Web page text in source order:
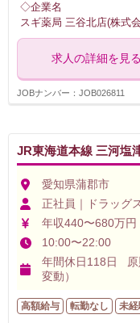
◇企業名
スギ薬局 三谷北店(株式
求人の詳細を見る
JOBナンバー：JOB026811
JR東海道本線 三河塩
愛知県蒲郡市
正社員｜ドラッグ
年収440〜680万円
10:00〜22:00
年間休日118日 原
変動）
高額給与 転勤なし 未